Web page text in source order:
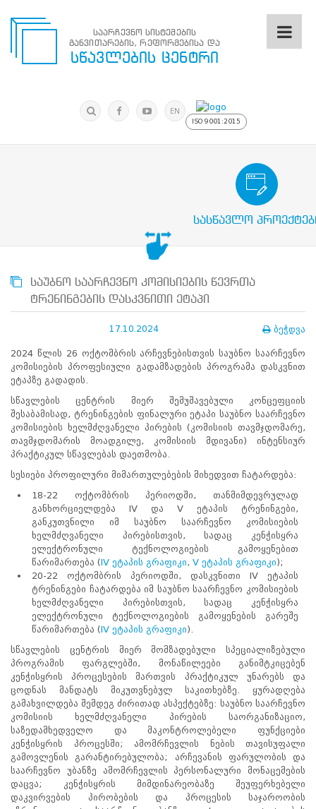
საარჩევნო
სისტემების
შესახებ
სტრუქტურული
სტრატეგიული
გეგმა
სამოქმედო
არჩევნების
სანდოობის
რისკების
მართვის
გეგმა
გენდერული
თანასწორობის
პოლიტიკა
ანგარიშები
მემორანდუმი
მიღწევები
ხარისხის
პოლიტიკა
სიახლეები
საჯარო
ინფორმაცია
სასწავლო
პროექტები
სერტიფიცირება
საარჩევნო სისტემების
განვითარების, რეფორმებისა და
სწავლების ცენტრი
ძიება
მოძებნა EN
ISO 9001:2015
სასწავლო
საარჩევნო/სამოქალაქო
საუბნო საარჩევნო კომისიების წევრთა
ტრენინგების დასკვნითი ეტაპი
17.10.2024 ბეჭდვა
2024 წლის 26 ოქტომბრის არჩევნებისთვის საუბნო საარჩევნო
კომისიების პროფესიული გადამზადების პროგრამა დასკვნით
ეტაპზე გადადის.
სწავლების ცენტრის მიერ შემუშავებული კონცეფციის
შესაბამისად, ტრენინგების ფინალური ეტაპი საუბნო საარჩევნო
კომისიების ხელმძღვანელი პირების (კომისიის თავმჯდომარე,
თავმჯდომარის მოადგილე, კომისიის მდივანი) ინტენსიურ
პრაქტიკულ სწავლებას დაეთმობა.
სესიები პროფილური მიმართულებების მიხედვით ჩატარდება:
18-22 ოქტომბრის პერიოდში, თანმიმდევრულად
განხორციელდება IV და V ეტაპის ტრენინგები,
განკუთვნილი იმ საუბნო საარჩევნო კომისიების
ხელმძღვანელი პირებისთვის, სადაც კენჭისყრა
ელექტრონული ტექნოლოგიების გამოყენებით
წარიმართება (IV ეტაპის გრაფიკი, V ეტაპის გრაფიკი);
20-22 ოქტომბრის პერიოდში, დასკვნითი IV ეტაპის
ტრენინგები ჩატარდება იმ საუბნო საარჩევნო კომისიების
ხელმძღვანელი პირებისთვის, სადაც კენჭისყრა
ელექტრონული ტექნოლოგიების გამოყენების გარეშე
წარიმართება (IV ეტაპის გრაფიკი).
სწავლების ცენტრის მიერ მომზადებული სპეციალიზებული
პროგრამის ფარგლებში, მონაწილეები განიმტკიცებენ
კენჭისყრის პროცესების მართვის პრაქტიკულ უნარებს და
ცოდნას მანდატს მიკუთვნებულ საკითხებზე. ყურადღება
გამახვილდება შემდეგ ძირითად ასპექტებზე: საუბნო საარჩევნო
კომისიის ხელმძღვანელი პირების საორგანიზაციო,
საზედამხედველო და მაკონტროლებელი ფუნქციები
კენჭისყრის პროცესში; ამომრჩევლის ნების თავისუფალი
გამოვლენის გარანტირებულობა; არჩევანის ფარულობის და
საარჩევნო უბანზე ამომრჩევლის პერსონალური მონაცემების
დაცვა; კენჭისყრის მიმდინარეობაზე შეუფერხებელი
დაკვირვების პირობების და პროცესის საჯაროობის